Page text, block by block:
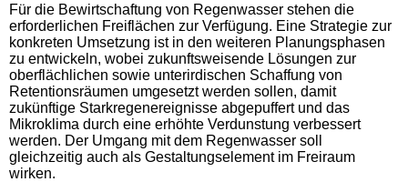
Für die Bewirtschaftung von Regenwasser stehen die
erforderlichen Freiflächen zur Verfügung. Eine Strategie zur
konkreten Umsetzung ist in den weiteren Planungsphasen
zu entwickeln, wobei zukunftsweisende Lösungen zur
oberflächlichen sowie unterirdischen Schaffung von
Retentionsräumen umgesetzt werden sollen, damit
zukünftige Starkregenereignisse abgepuffert und das
Mikroklima durch eine erhöhte Verdunstung verbessert
werden. Der Umgang mit dem Regenwasser soll
gleichzeitig auch als Gestaltungselement im Freiraum
wirken.